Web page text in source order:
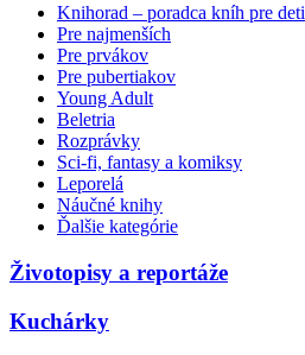
Knihorad – poradca kníh pre deti
Pre najmenších
Pre prvákov
Pre pubertiakov
Young Adult
Beletria
Rozprávky
Sci-fi, fantasy a komiksy
Leporelá
Náučné knihy
Ďalšie kategórie
Životopisy a reportáže
Kuchárky